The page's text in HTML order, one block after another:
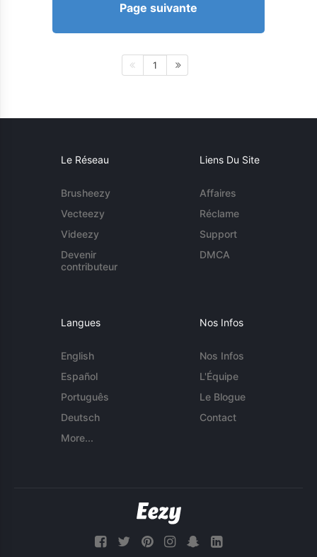
Page suivante
1
Le Réseau
Brusheezy
Vecteezy
Videezy
Devenir
contributeur
Liens Du Site
Affaires
Réclame
Support
DMCA
Langues
English
Español
Português
Deutsch
More...
Nos Infos
Nos Infos
L'Équipe
Le Blogue
Contact